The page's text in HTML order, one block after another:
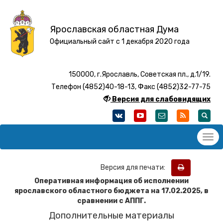
Ярославская областная Дума
Официальный сайт с 1 декабря 2020 года
150000, г.Ярославль, Советская пл., д.1/19.
Телефон (4852)40-18-13, Факс (4852)32-77-75
Версия для слабовидящих
Версия для печати:
Оперативная информация об исполнении
ярославского областного бюджета на 17.02.2025, в
сравнении с АППГ.
Дополнительные материалы